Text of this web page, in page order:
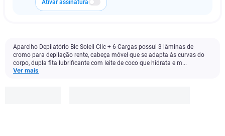
Ativar assinatura
Aparelho Depilatório Bic Soleil Clic + 6 Cargas possui 3 lâminas de
cromo para depilação rente, cabeça móvel que se adapta às curvas do
corpo, dupla fita lubrificante com leite de coco que hidrata e m...
Ver mais